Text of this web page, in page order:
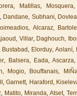
, Matillas, Mosquera
, Dandane, Subhani,
,Alcaraz,
, Villar, Daghouch,
Bustabad, Elorduy,Aolaní,
, Balsera, Eada,Ascarza
, Mogio, Bouffanais,
,Garnett, Haraford,
, Matito, Miranda,Atset,